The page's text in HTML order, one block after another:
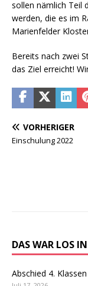
sollen nämlich Teil
werden, die es im
Marienfelder
Bereits nach zwei
das Ziel erreicht!
VORHERIGER
Einschulung 2022
DAS WAR LOS
Abschied 4. Klassen